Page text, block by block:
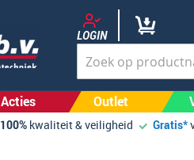
LOGIN
Acties Outlet
100% kwaliteit & veiligheid Gratis*